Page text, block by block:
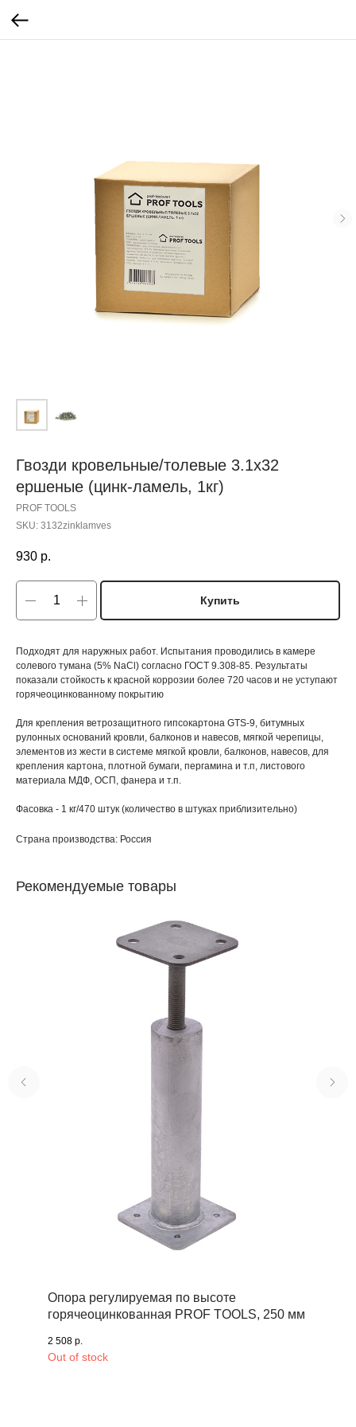
Гвозди кровельные/толевые 3.1х32
ершеные (цинк-ламель, 1кг)
PROF TOOLS
SKU: 3132zinklamves
930 р.
Купить
Подходят для наружных работ. Испытания проводились в камере
солевого тумана (5% NaCl) согласно ГОСТ 9.308-85. Результаты
показали стойкость к красной коррозии более 720 часов и не уступают
горячеоцинкованному покрытию
Для крепления ветрозащитного гипсокартона GTS-9, битумных
рулонных оснований кровли, балконов и навесов, мягкой черепицы,
элементов из жести в системе мягкой кровли, балконов, навесов, для
крепления картона, плотной бумаги, пергамина и т.п, листового
материала МДФ, ОСП, фанера и т.п.
Фасовка - 1 кг/470 штук (количество в штуках приблизительно)
Страна производства: Россия
Рекомендуемые товары
Опора регулируемая по высоте
горячеоцинкованная PROF TOOLS, 250 мм
2 508 р.
Out of stock